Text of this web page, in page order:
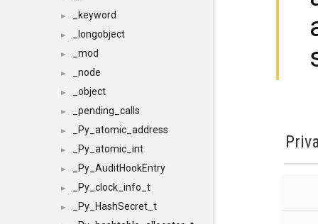
► _keyword
► _longobject
► _mod
► _node
► _object
► _pending_calls
► _Py_atomic_address
► _Py_atomic_int
► _Py_AuditHookEntry
► _Py_clock_info_t
► _Py_HashSecret_t